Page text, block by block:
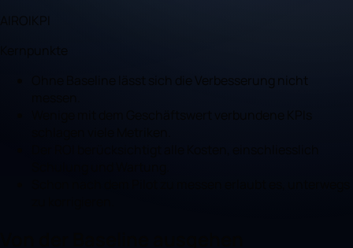
ROI KPI
Ohne Baseline lässt sich die Verbesserung nicht